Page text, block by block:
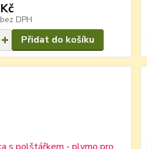
bez DPH
Přidat do košíku